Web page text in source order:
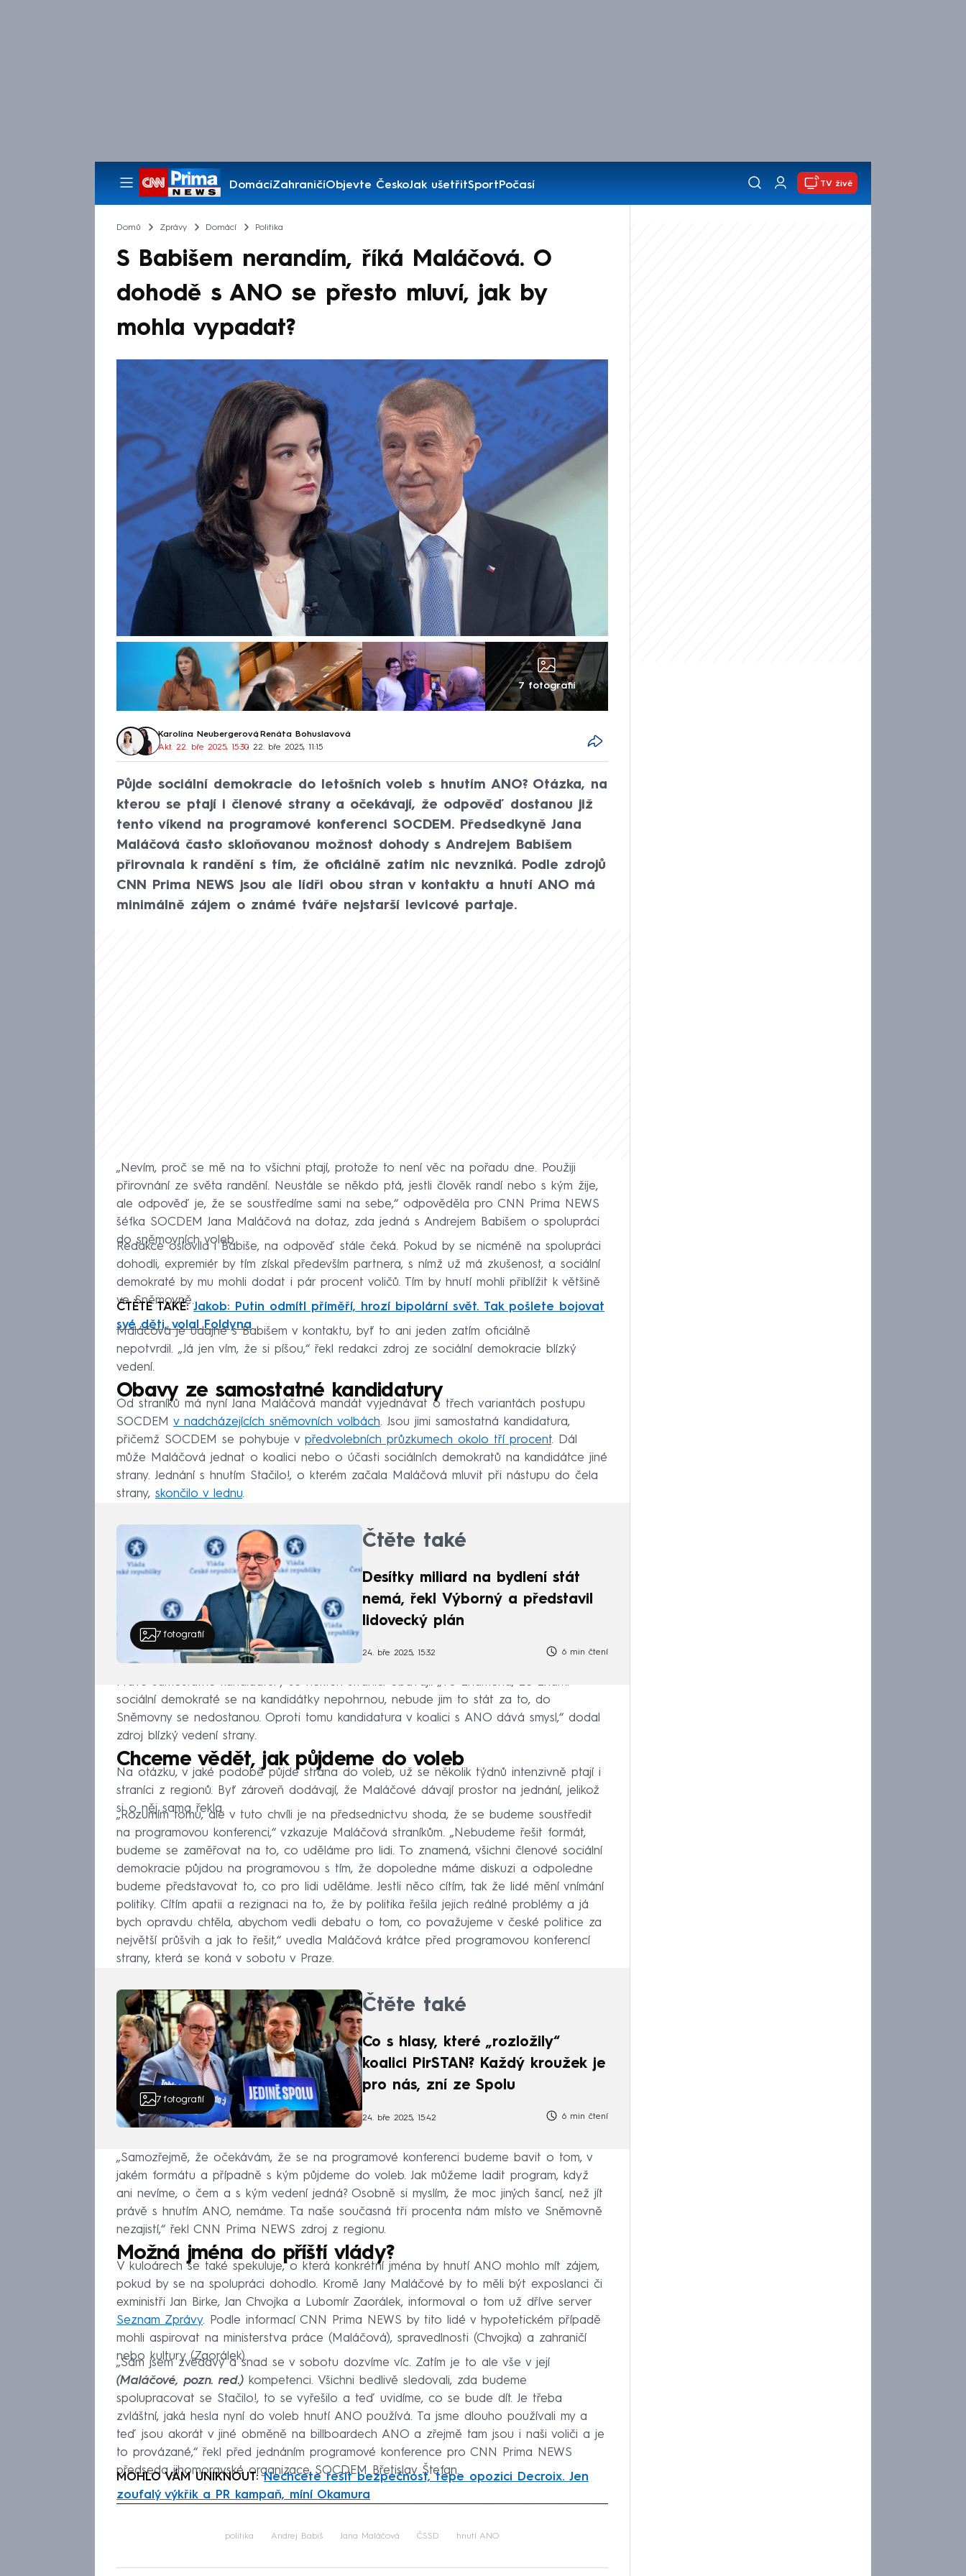
DomácíZahraničíObjevte ČeskoJak ušetřitSportPočasí
Pořady
TV živě
Domů Zprávy Domácí Politika
S Babišem nerandím, říká Maláčová. O
dohodě s ANO se přesto mluví, jak by
mohla vypadat?
7 fotografií
Karolína Neubergerová, Renáta Bohuslavová
Akt. 22. bře 2025, 15:30• 22. bře 2025, 11:15
Půjde sociální demokracie do letošních voleb s hnutím ANO? Otázka, na
kterou se ptají i členové strany a očekávají, že odpověď dostanou již
tento víkend na programové konferenci SOCDEM. Předsedkyně Jana
Maláčová často skloňovanou možnost dohody s Andrejem Babišem
přirovnala k randění s tím, že oficiálně zatím nic nevzniká. Podle zdrojů
CNN Prima NEWS jsou ale lídři obou stran v kontaktu a hnutí ANO má
minimálně zájem o známé tváře nejstarší levicové partaje.
„Nevím, proč se mě na to všichni ptají, protože to není věc na pořadu dne. Použiji
přirovnání ze světa randění. Neustále se někdo ptá, jestli člověk randí nebo s kým žije,
ale odpověď je, že se soustředíme sami na sebe,“ odpověděla pro CNN Prima NEWS
šéfka SOCDEM Jana Maláčová na dotaz, zda jedná s Andrejem Babišem o spolupráci
do sněmovních voleb.
Redakce oslovila i Babiše, na odpověď stále čeká. Pokud by se nicméně na spolupráci
dohodli, expremiér by tím získal především partnera, s nímž už má zkušenost, a sociální
demokraté by mu mohli dodat i pár procent voličů. Tím by hnutí mohli přiblížit k většině
ve Sněmovně.
ČTĚTE TAKÉ:Jakob: Putin odmítl příměří, hrozí bipolární svět. Tak pošlete bojovat
své děti, volal Foldyna
Maláčová je údajně s Babišem v kontaktu, byť to ani jeden zatím oficiálně
nepotvrdil. „Já jen vím, že si píšou,“ řekl redakci zdroj ze sociální demokracie blízký
vedení.
Obavy ze samostatné kandidatury
Od straníků má nyní Jana Maláčová mandát vyjednávat o třech variantách postupu
SOCDEM v nadcházejících sněmovních volbách. Jsou jimi samostatná kandidatura,
přičemž SOCDEM se pohybuje v předvolebních průzkumech okolo tří procent. Dál
může Maláčová jednat o koalici nebo o účasti sociálních demokratů na kandidátce jiné
strany. Jednání s hnutím Stačilo!, o kterém začala Maláčová mluvit při nástupu do čela
strany, skončilo v lednu.
7 fotografií
Čtěte také
Desítky miliard na bydlení stát
nemá, řekl Výborný a představil
lidovecký plán
24. bře 2025, 15:32 6 min čtení
Právě samostatné kandidatury se někteří straníci obávají. „To znamená, že známí
sociální demokraté se na kandidátky nepohrnou, nebude jim to stát za to, do
Sněmovny se nedostanou. Oproti tomu kandidatura v koalici s ANO dává smysl,“ dodal
zdroj blízký vedení strany.
Chceme vědět, jak půjdeme do voleb
Na otázku, v jaké podobě půjde strana do voleb, už se několik týdnů intenzivně ptají i
straníci z regionů. Byť zároveň dodávají, že Maláčové dávají prostor na jednání, jelikož
si o něj sama řekla.
„Rozumím tomu, ale v tuto chvíli je na předsednictvu shoda, že se budeme soustředit
na programovou konferenci,“ vzkazuje Maláčová straníkům. „Nebudeme řešit formát,
budeme se zaměřovat na to, co uděláme pro lidi. To znamená, všichni členové sociální
demokracie půjdou na programovou s tím, že dopoledne máme diskuzi a odpoledne
budeme představovat to, co pro lidi uděláme. Jestli něco cítím, tak že lidé mění vnímání
politiky. Cítím apatii a rezignaci na to, že by politika řešila jejich reálné problémy a já
bych opravdu chtěla, abychom vedli debatu o tom, co považujeme v české politice za
největší průšvih a jak to řešit,“ uvedla Maláčová krátce před programovou konferencí
strany, která se koná v sobotu v Praze.
7 fotografií
Čtěte také
Co s hlasy, které „rozložily“
koalici PirSTAN? Každý kroužek je
pro nás, zní ze Spolu
24. bře 2025, 15:42 6 min čtení
„Samozřejmě, že očekávám, že se na programové konferenci budeme bavit o tom, v
jakém formátu a případně s kým půjdeme do voleb. Jak můžeme ladit program, když
ani nevíme, o čem a s kým vedení jedná? Osobně si myslím, že moc jiných šancí, než jít
právě s hnutím ANO, nemáme. Ta naše současná tři procenta nám místo ve Sněmovně
nezajistí,“ řekl CNN Prima NEWS zdroj z regionu.
Možná jména do příští vlády?
V kuloárech se také spekuluje, o která konkrétní jména by hnutí ANO mohlo mít zájem,
pokud by se na spolupráci dohodlo. Kromě Jany Maláčové by to měli být exposlanci či
exministři Jan Birke, Jan Chvojka a Lubomír Zaorálek, informoval o tom už dříve server
Seznam Zprávy. Podle informací CNN Prima NEWS by tito lidé v hypotetickém případě
mohli aspirovat na ministerstva práce (Maláčová), spravedlnosti (Chvojka) a zahraničí
nebo kultury (Zaorálek).
„Sám jsem zvědavý a snad se v sobotu dozvíme víc. Zatím je to ale vše v její
(Maláčové, pozn. red.) kompetenci. Všichni bedlivě sledovali, zda budeme
spolupracovat se Stačilo!, to se vyřešilo a teď uvidíme, co se bude dít. Je třeba
zvláštní, jaká hesla nyní do voleb hnutí ANO používá. Ta jsme dlouho používali my a
teď jsou akorát v jiné obměně na billboardech ANO a zřejmě tam jsou i naši voliči a je
to provázané,“ řekl před jednáním programové konference pro CNN Prima NEWS
předseda jihomoravské organizace SOCDEM Břetislav Štefan.
MOHLO VÁM UNIKNOUT:Nechcete řešit bezpečnost, tepe opozici Decroix. Jen
zoufalý výkřik a PR kampaň, míní Okamura
politika Andrej Babiš Jana Maláčová ČSSD hnutí ANO